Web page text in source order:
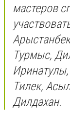
мастеров
Турмыс,
Тилек,
Дилдахан.